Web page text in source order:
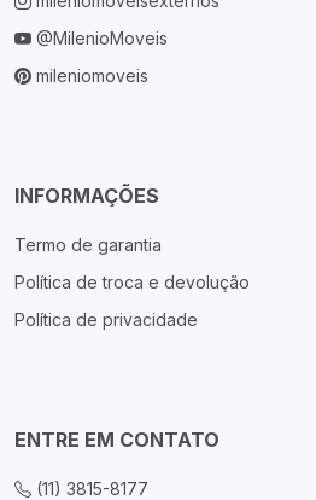
@MilenioMoveis
mileniomoveis
INFORMAÇÕES
Termo de garantia
Política de troca e devolução
Política de privacidade
ENTRE EM CONTATO
(11) 3815-8177